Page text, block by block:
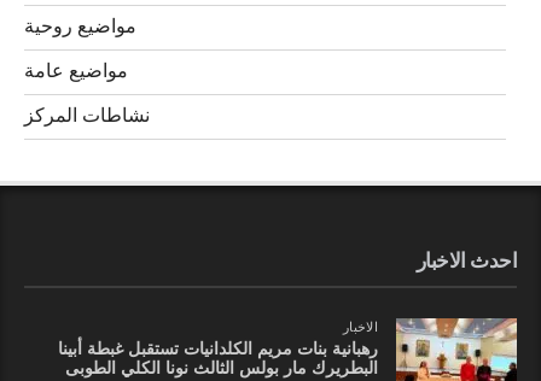
مواضيع روحية
مواضيع عامة
نشاطات المركز
احدث الاخبار
الاخبار
رهبانية بنات مريم الكلدانيات تستقبل غبطة أبينا
البطريرك مار بولس الثالث نونا الكلي الطوبى